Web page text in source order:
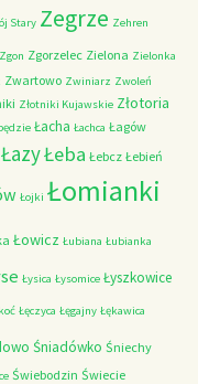
Stary Zegrze Zehren
Zgon Zgorzelec Zielona Zielonka
Zwartowo Zwiniarz Zwoleń
Złotniki Kujawskie Złotoria
Łacha Łachca Łagów
ŁazyŁeba Łebcz Łebień
Łojki Łomianki
Łowicz Łubiana Łubianka
Łysica Łysomice Łyszkowice
Łęczyca Łęgajny Łękawica
Śniadówko Śniechy
Świebodzin Świecie